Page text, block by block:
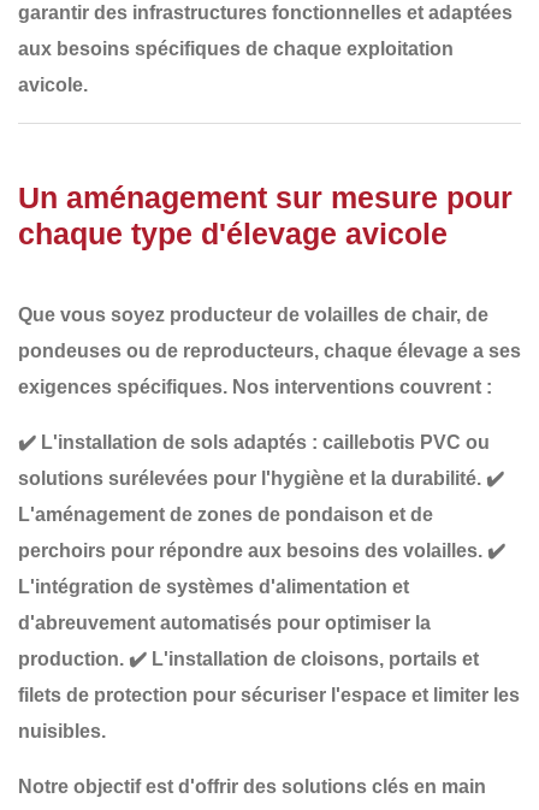
garantir des infrastructures fonctionnelles et adaptées
aux besoins spécifiques de chaque exploitation
avicole.
Un aménagement sur mesure pour
chaque type d'élevage avicole
Que vous soyez producteur de volailles de chair, de
pondeuses ou de reproducteurs, chaque élevage a ses
exigences spécifiques. Nos interventions couvrent :
✔️ L'installation de sols adaptés : caillebotis PVC ou
solutions surélevées pour l'hygiène et la durabilité. ✔️
L'aménagement de zones de pondaison et de
perchoirs pour répondre aux besoins des volailles. ✔️
L'intégration de systèmes d'alimentation et
d'abreuvement automatisés pour optimiser la
production. ✔️ L'installation de cloisons, portails et
filets de protection pour sécuriser l'espace et limiter les
nuisibles.
Notre objectif est d'offrir des solutions clés en main